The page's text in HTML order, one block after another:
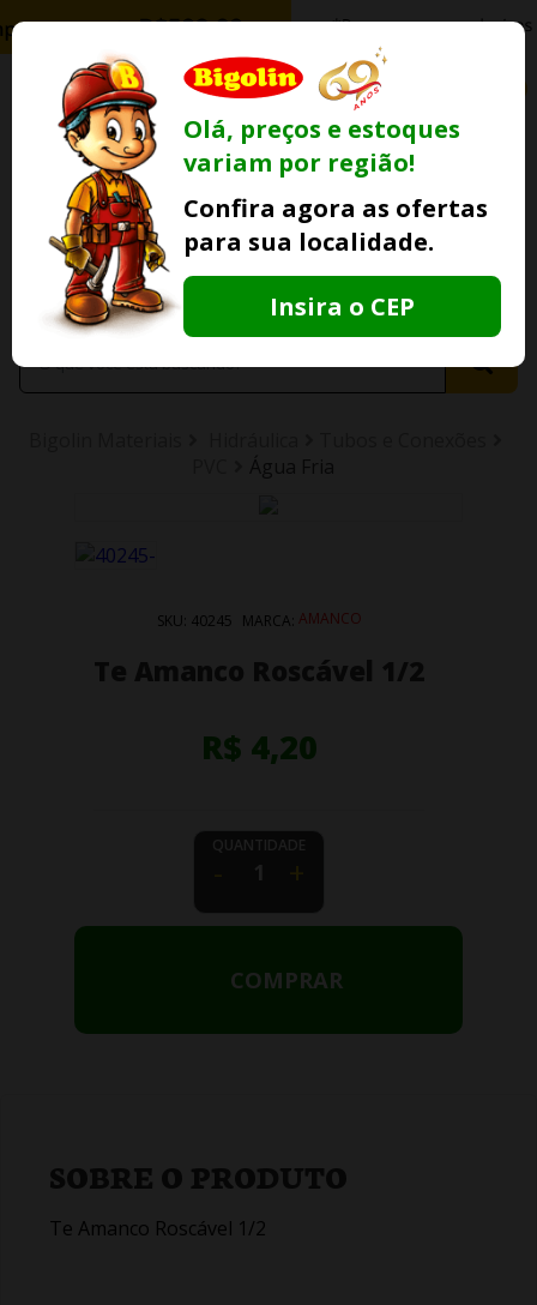
Informeseu CEP
Olá, preços e estoques
variam por região!
Confira agora as ofertas
para sua localidade.
Insira o CEP
Ofertas
Lojas Fisicas
Conta
Whatsapp
SKU: 40245 MARCA: AMANCO
R$ 4,20
COMPRAR
SOBRE O PRODUTO
Te Amanco Roscável 1/2